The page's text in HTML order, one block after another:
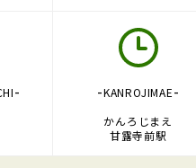
- -KANROJIMAE-
かんろじまえ
甘露寺前駅